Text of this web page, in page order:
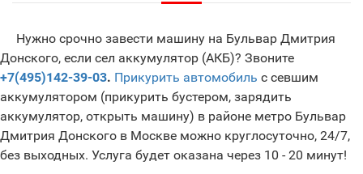
Нужно срочно завести машину на Бульвар Дмитрия
Донского, если сел аккумулятор (АКБ)? Звоните
+7(495)142-39-03. Прикурить автомобиль с севшим
аккумулятором (прикурить бустером, зарядить
аккумулятор, открыть машину) в районе метро Бульвар
Дмитрия Донского в Москве можно круглосуточно, 24/7,
без выходных. Услуга будет оказана через 10 - 20 минут!